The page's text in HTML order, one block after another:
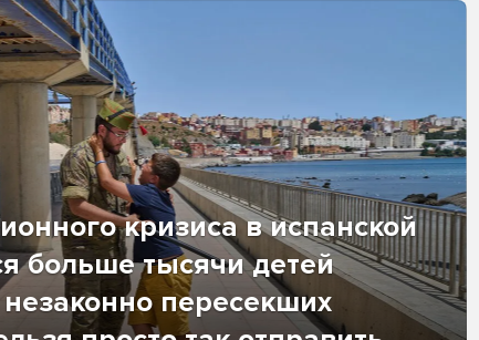
кризиса в испанской
больше тысячи детей
пересекших